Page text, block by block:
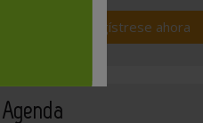
Regístrese ahora
Agenda